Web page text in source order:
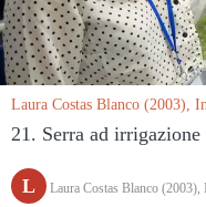
Laura Costas Blanco (2003),
21. Serra ad
L
Laura Costas Blanco